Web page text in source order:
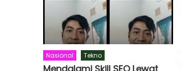
Nasional Tekno